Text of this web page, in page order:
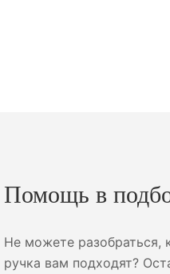
Помощь в
Не можете разобраться,
ручка вам подходят?